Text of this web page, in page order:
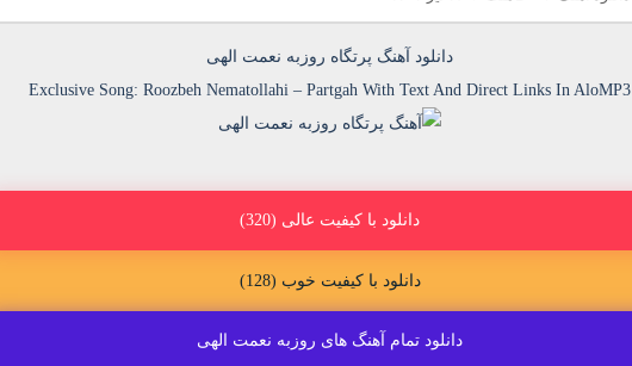
دانلود آهنگ پرتگاه روزبه نعمت الهی
Exclusive Song:Roozbeh Nematollahi –Partgah With Text And Direct Links In AloMP3
دانلود با کیفیت عالی (320)
دانلود با کیفیت خوب (128)
دانلود تمام آهنگ های روزبه نعمت الهی